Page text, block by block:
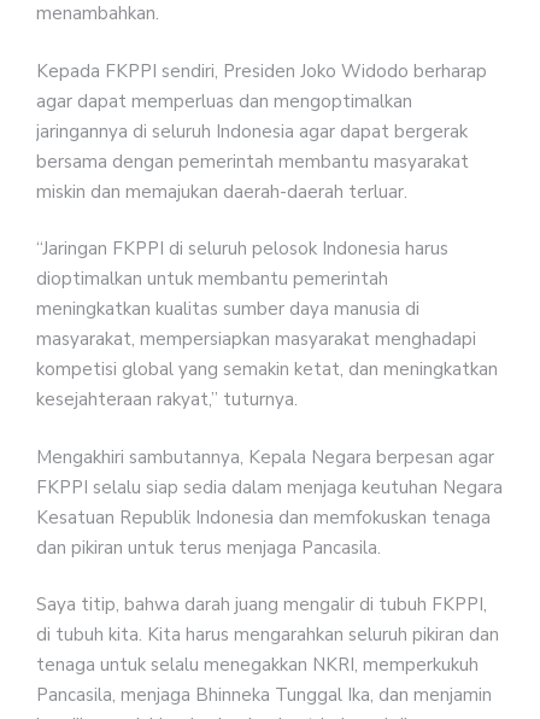
menambahkan.
Kepada FKPPI sendiri, Presiden Joko Widodo berharap
agar dapat memperluas dan mengoptimalkan
jaringannya di seluruh Indonesia agar dapat bergerak
bersama dengan pemerintah membantu masyarakat
miskin dan memajukan daerah-daerah terluar.
“Jaringan FKPPI di seluruh pelosok Indonesia harus
dioptimalkan untuk membantu pemerintah
meningkatkan kualitas sumber daya manusia di
masyarakat, mempersiapkan masyarakat menghadapi
kompetisi global yang semakin ketat, dan meningkatkan
kesejahteraan rakyat,” tuturnya.
Mengakhiri sambutannya, Kepala Negara berpesan agar
FKPPI selalu siap sedia dalam menjaga keutuhan Negara
Kesatuan Republik Indonesia dan memfokuskan tenaga
dan pikiran untuk terus menjaga Pancasila.
Saya titip, bahwa darah juang mengalir di tubuh FKPPI,
di tubuh kita. Kita harus mengarahkan seluruh pikiran dan
tenaga untuk selalu menegakkan NKRI, memperkukuh
Pancasila, menjaga Bhinneka Tunggal Ika, dan menjamin